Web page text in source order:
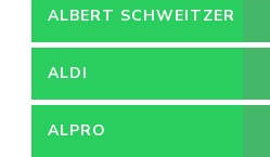
ALBERT SCHWEITZER
ZIEKENHUIS
ALDI
ALPRO